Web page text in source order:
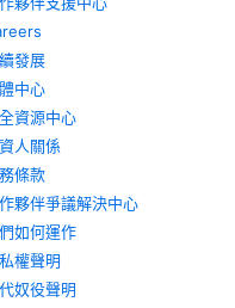
發展
中心
資源中心
人關係
條款
夥伴爭議解決中心
如何運作
權聲明
奴役聲明